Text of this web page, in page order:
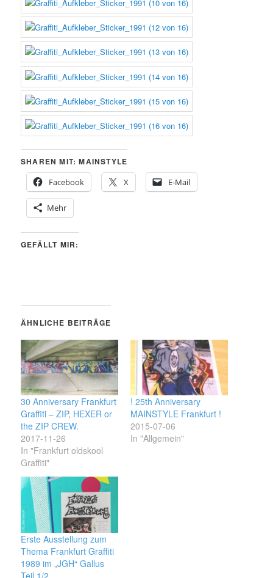
SHAREN MIT: MAINSTYLE
Facebook
X E-Mail
Mehr
GEFÄLLT MIR:
ÄHNLICHE BEITRÄGE
30 Anniversary Frankfurt
Graffiti – ZIP, HEXER or
the ZIP CREW.
2017-11-26
In "Frankfurt oldskool
Graffiti"
! 25th Anniversary
MAINSTYLE Frankfurt !
2015-07-06
In "Allgemein"
Erste Ausstellung zum
Thema Frankfurt Graffiti
1989 im „JGH“ Gallus
Teil 1/2